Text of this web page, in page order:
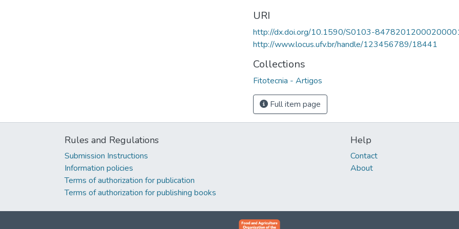
URI
http://dx.doi.org/10.1590/S0103-
http://www.locus.ufv.br/handle/123456789/18441
Collections
Fitotecnia - Artigos
Full item page
Rules and Regulations
Submission Instructions
Information policies
Terms of authorization for publication
Terms of authorization for publishing books
Help
Contact
About